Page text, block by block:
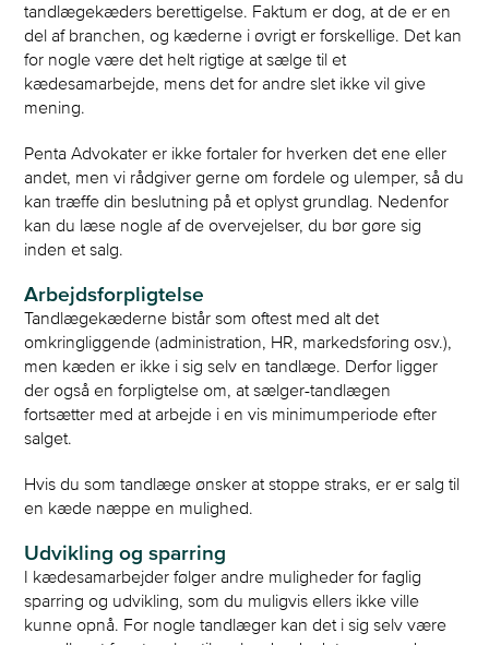
tandlægekæders berettigelse. Faktum er dog, at de er en
del af branchen, og kæderne i øvrigt er forskellige. Det kan
for nogle være det helt rigtige at sælge til et
kædesamarbejde, mens det for andre slet ikke vil give
mening.
Penta Advokater er ikke fortaler for hverken det ene eller
andet, men vi rådgiver gerne om fordele og ulemper, så du
kan træffe din beslutning på et oplyst grundlag. Nedenfor
kan du læse nogle af de overvejelser, du bør gøre sig
inden et salg.
Arbejdsforpligtelse
Tandlægekæderne bistår som oftest med alt det
omkringliggende (administration, HR, markedsføring osv.),
men kæden er ikke i sig selv en tandlæge. Derfor ligger
der også en forpligtelse om, at sælger-tandlægen
fortsætter med at arbejde i en vis minimumperiode efter
salget.
Hvis du som tandlæge ønsker at stoppe straks, er er salg til
en kæde næppe en mulighed.
Udvikling og sparring
I kædesamarbejder følger andre muligheder for faglig
sparring og udvikling, som du muligvis ellers ikke ville
kunne opnå. For nogle tandlæger kan det i sig selv være